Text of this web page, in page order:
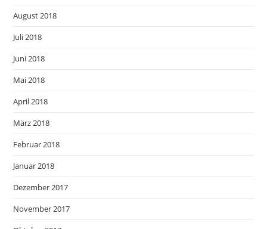
August 2018
Juli 2018
Juni 2018
Mai 2018
April 2018
März 2018
Februar 2018
Januar 2018
Dezember 2017
November 2017